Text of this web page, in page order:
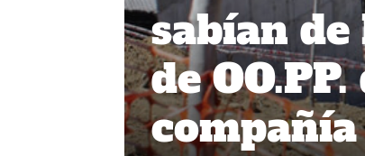
sabían
de
compañía